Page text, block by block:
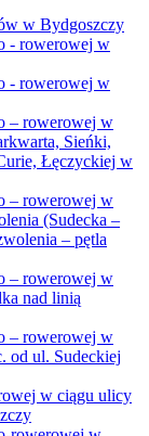
w Bydgoszczy
- rowerowej w
- rowerowej w
– rowerowej w
Sieńki,
Łęczyckiej w
– rowerowej w
(Sudecka –
– pętla
– rowerowej w
nad linią
– rowerowej w
od ul. Sudeckiej
w ciągu ulicy